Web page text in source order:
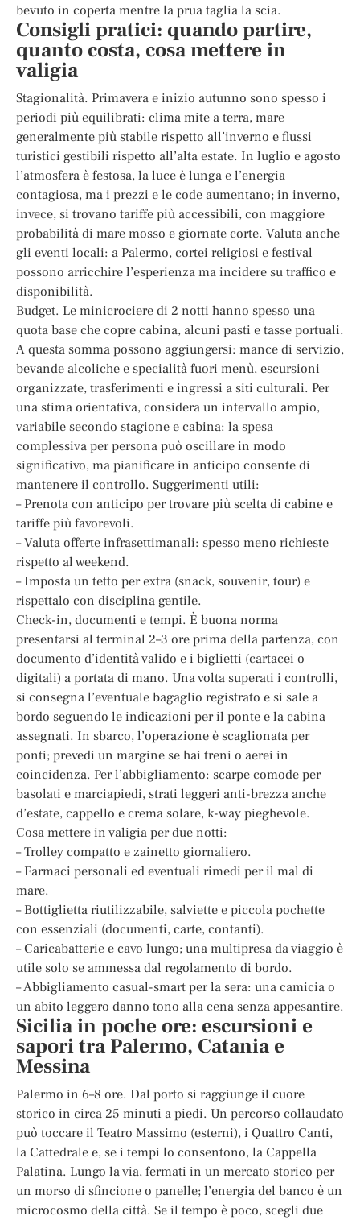
bevuto in coperta mentre la prua taglia la scia.
Consigli pratici: quando partire,
quanto costa, cosa mettere in
valigia
Stagionalità. Primavera e inizio autunno sono spesso i
periodi più equilibrati: clima mite a terra, mare
generalmente più stabile rispetto all’inverno e flussi
turistici gestibili rispetto all’alta estate. In luglio e agosto
l’atmosfera è festosa, la luce è lunga e l’energia
contagiosa, ma i prezzi e le code aumentano; in inverno,
invece, si trovano tariffe più accessibili, con maggiore
probabilità di mare mosso e giornate corte. Valuta anche
gli eventi locali: a Palermo, cortei religiosi e festival
possono arricchire l’esperienza ma incidere su traffico e
disponibilità.
Budget. Le minicrociere di 2 notti hanno spesso una
quota base che copre cabina, alcuni pasti e tasse portuali.
A questa somma possono aggiungersi: mance di servizio,
bevande alcoliche e specialità fuori menù, escursioni
organizzate, trasferimenti e ingressi a siti culturali. Per
una stima orientativa, considera un intervallo ampio,
variabile secondo stagione e cabina: la spesa
complessiva per persona può oscillare in modo
significativo, ma pianificare in anticipo consente di
mantenere il controllo. Suggerimenti utili:
– Prenota con anticipo per trovare più scelta di cabine e
tariffe più favorevoli.
– Valuta offerte infrasettimanali: spesso meno richieste
rispetto al weekend.
– Imposta un tetto per extra (snack, souvenir, tour) e
rispettalo con disciplina gentile.
Check-in, documenti e tempi. È buona norma
presentarsi al terminal 2–3 ore prima della partenza, con
documento d’identità valido e i biglietti (cartacei o
digitali) a portata di mano. Una volta superati i controlli,
si consegna l’eventuale bagaglio registrato e si sale a
bordo seguendo le indicazioni per il ponte e la cabina
assegnati. In sbarco, l’operazione è scaglionata per
ponti; prevedi un margine se hai treni o aerei in
coincidenza. Per l’abbigliamento: scarpe comode per
basolati e marciapiedi, strati leggeri anti-brezza anche
d’estate, cappello e crema solare, k-way pieghevole.
Cosa mettere in valigia per due notti:
– Trolley compatto e zainetto giornaliero.
– Farmaci personali ed eventuali rimedi per il mal di
mare.
– Bottiglietta riutilizzabile, salviette e piccola pochette
con essenziali (documenti, carte, contanti).
– Caricabatterie e cavo lungo; una multipresa da viaggio è
utile solo se ammessa dal regolamento di bordo.
– Abbigliamento casual-smart per la sera: una camicia o
un abito leggero danno tono alla cena senza appesantire.
Sicilia in poche ore: escursioni e
sapori tra Palermo, Catania e
Messina
Palermo in 6–8 ore. Dal porto si raggiunge il cuore
storico in circa 25 minuti a piedi. Un percorso collaudato
può toccare il Teatro Massimo (esterni), i Quattro Canti,
la Cattedrale e, se i tempi lo consentono, la Cappella
Palatina. Lungo la via, fermati in un mercato storico per
un morso di sfincione o panelle; l’energia del banco è un
microcosmo della città. Se il tempo è poco, scegli due